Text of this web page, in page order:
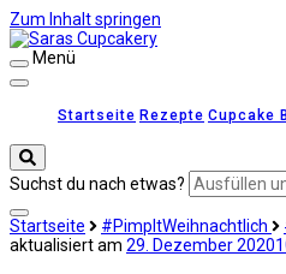
Zum Inhalt springen
Menü
Startseite Rezepte Cupcake
Suchst du nach etwas?
Startseite #PimpItWeihnachtlich
aktualisiert am 29. Dezember 2020